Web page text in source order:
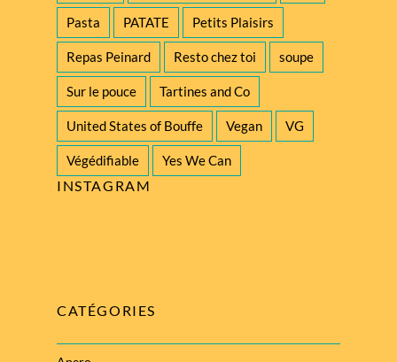
Pasta PATATE Petits Plaisirs
Repas Peinard Resto chez toi soupe
Sur le pouce Tartines and Co
United States of Bouffe Vegan VG
Végédifiable Yes We Can
INSTAGRAM
CATÉGORIES